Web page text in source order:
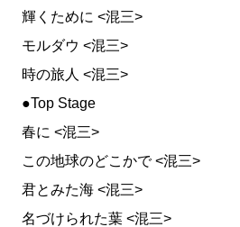
輝くために <混三>
モルダウ <混三>
時の旅人 <混三>
●Top Stage
春に <混三>
この地球のどこかで <混三>
君とみた海 <混三>
名づけられた葉 <混三>